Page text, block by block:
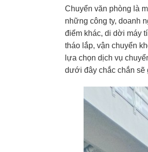
Chuyển văn phòng là
những công ty, doanh
điểm khác, di dời máy
tháo lắp, vận chuyển
lựa chọn dịch vụ
dưới đây chắc chắn sẽ